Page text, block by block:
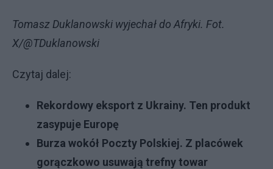
Tomasz Duklanowski wyjechał do Afryki. Fot.
X/@TDuklanowski
Czytaj dalej:
Rekordowy eksport z Ukrainy. Ten produkt
zasypuje Europę
Burza wokół Poczty Polskiej. Z placówek
gorączkowo usuwają trefny towar